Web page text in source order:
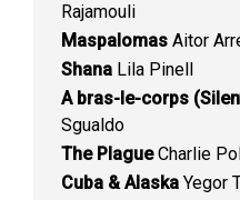
Rajamouli
Maspalomas Aitor
Shana Lila Pinell
A bras-le-corps
Sgualdo
The PlagueCharlie
Cuba & Alaska Yegor